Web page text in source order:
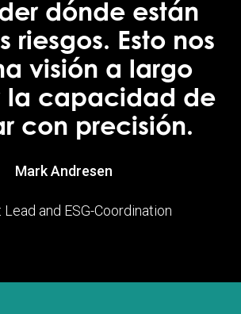
dónde están
riesgos. Esto nos
visión a largo
la capacidad de
con precisión.
Mark Andresen
and ESG-Coordination